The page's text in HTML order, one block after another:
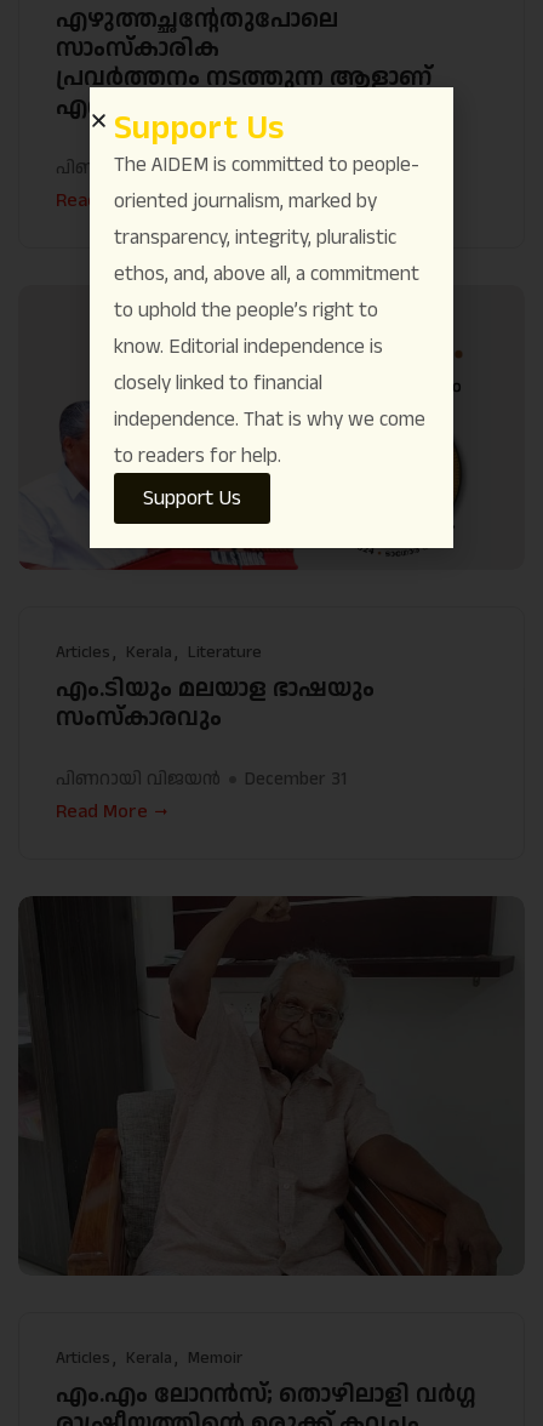
എഴുത്തച്ഛൻ്റേതുപോലെ
സാംസ്കാരിക
പ്രവർത്തനം നടത്തുന്ന ആളാണ്
എൻ.എസ് മാധവൻ; മുഖ്യമന്ത്രി
പിണറായി വിജയൻ January 1
Read More
Articles Kerala Literature
എം.ടിയും മലയാള ഭാഷയും
സംസ്കാരവും
പിണറായി വിജയൻ December 31
Read More
Articles Kerala Memoir
എം.എം ലോറൻസ്; തൊഴിലാളി വർഗ്ഗ
Support Us
The AIDEM is committed to people-
oriented journalism, marked by
transparency, integrity, pluralistic
ethos, and, above all, a commitment
to uphold the people’s right to
know. Editorial independence is
closely linked to financial
independence. That is why we come
to readers for help.
Support Us